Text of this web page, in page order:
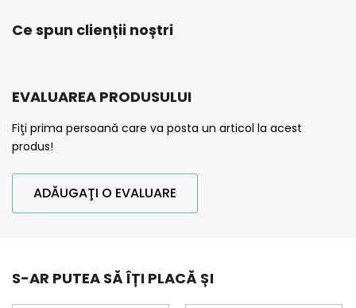
Ce spun clienții noștri
EVALUAREA PRODUSULUI
Fiţi prima persoană care va posta un articol la acest
produs!
ADĂUGAŢI O EVALUARE
S-AR PUTEA SĂ ÎȚI PLACĂ ȘI